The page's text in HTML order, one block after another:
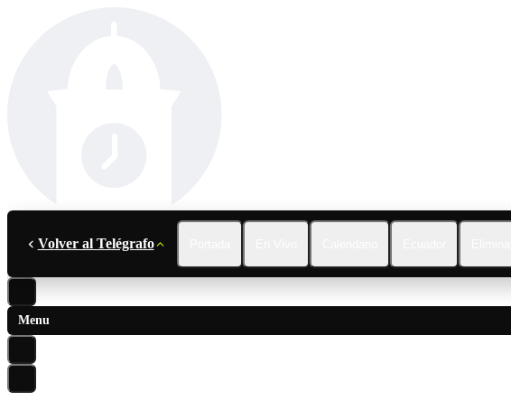
Volver al Telégrafo
Menu